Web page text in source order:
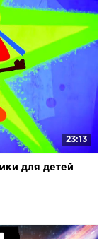
23:13
для детей